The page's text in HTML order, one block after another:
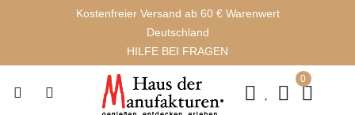
Kostenfreier Versand ab 60 € Warenwert
Deutschland
HILFE BEI FRAGEN
0